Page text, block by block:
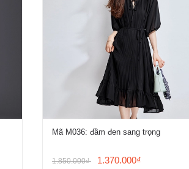
Mã M036: đầm đen sang trọng
1.850.000₫ 1.370.000₫